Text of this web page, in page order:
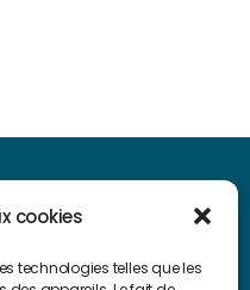
cookies
technologies telles que les
NOTRE SITE